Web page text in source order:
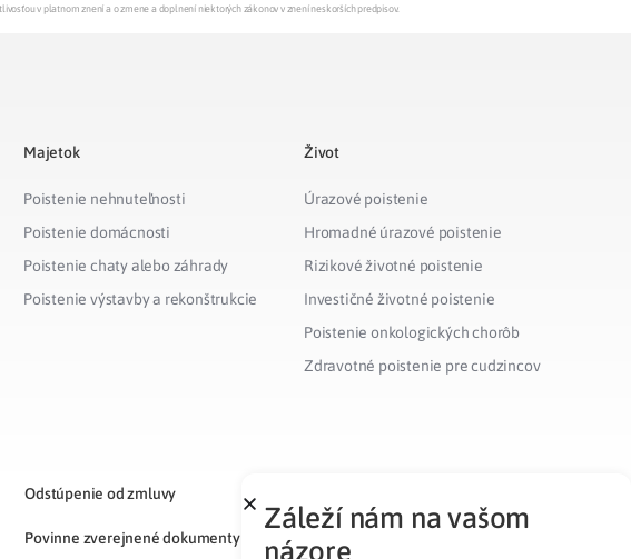
v platnom znení a o zmene a doplnení niektorých zákonov v znení neskorších predpisov.
Majetok
Poistenie nehnuteľnosti
Poistenie domácnosti
Poistenie chaty alebo záhrady
Poistenie výstavby a rekonštrukcie
Život
Úrazové poistenie
Hromadné úrazové poistenie
Rizikové životné poistenie
Investičné životné poistenie
Poistenie onkologických chorôb
Zdravotné poistenie pre cudzincov
Odstúpenie od zmluvy
Povinne zverejnené dokumenty
Záleží nám na vašom
názore